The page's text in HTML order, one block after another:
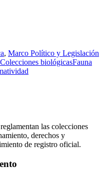
, Marco Político y Legislación
Colecciones biológicasFauna
las colecciones
derechos y
de registro oficial.